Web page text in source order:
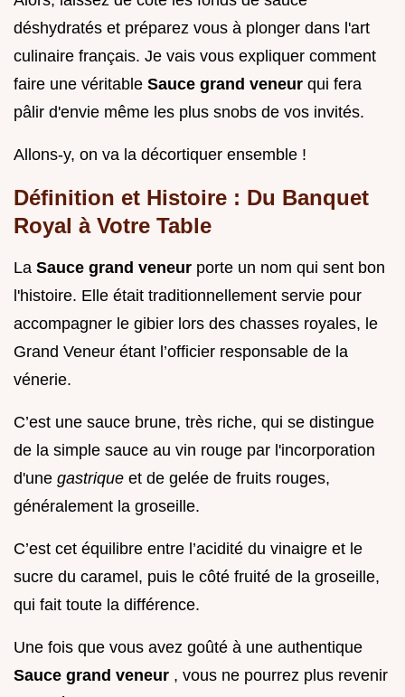
déshydratés et préparez vous à plonger dans l'art
culinaire français. Je vais vous expliquer comment
faire une véritable Sauce grand veneur qui fera
pâlir d'envie même les plus snobs de vos invités.
Allons-y, on va la décortiquer ensemble !
Définition et Histoire : Du Banquet
Royal à Votre Table
La Sauce grand veneur porte un nom qui sent bon
l'histoire. Elle était traditionnellement servie pour
accompagner le gibier lors des chasses royales, le
Grand Veneur étant l’officier responsable de la
vénerie.
C’est une sauce brune, très riche, qui se distingue
de la simple sauce au vin rouge par l'incorporation
d'une gastrique et de gelée de fruits rouges,
généralement la groseille.
C’est cet équilibre entre l’acidité du vinaigre et le
sucre du caramel, puis le côté fruité de la groseille,
qui fait toute la différence.
Une fois que vous avez goûté à une authentique
Sauce grand veneur , vous ne pourrez plus revenir